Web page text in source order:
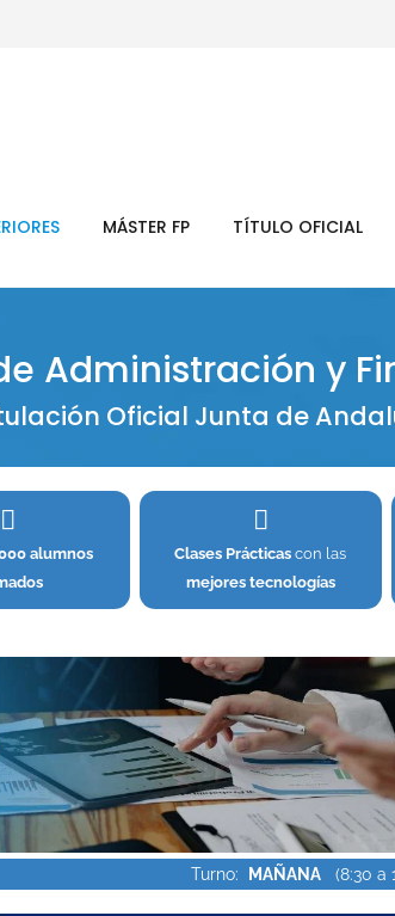
MÁSTER FP TÍTULO OFICIAL
Administración y
Oficial Junta de
alumnos
Clases Prácticas con las
mejores tecnologías
Turno: MAÑANA (8:30 a